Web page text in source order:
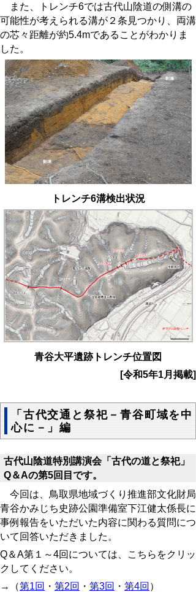
また、トレンチ6では古代山陰道の側溝の
可能性が考えられる溝が２条見つかり、両溝
の芯々距離が約5.4mであることがわかりま
した。
トレンチ6溝検出状況
青谷大平遺跡トレンチ位置図
[令和5年1月掲載]
「古代交通と祭祀－青谷町域を中
心に－」編
古代山陰道特別講演会「古代の道と祭祀」
Q＆Aの第5回目です。
今回は、鳥取県地域づくり推進部文化財局
青谷かみじち史跡公園準備室下江健太係長に
事例報告をいただいた内容に関わる質問につ
いて回答いただきました。
Q＆A第１～4回については、こちらをクリッ
クしてください。
→（第1回 ・ 第2回 ・ 第3回 ・ 第4回 ）